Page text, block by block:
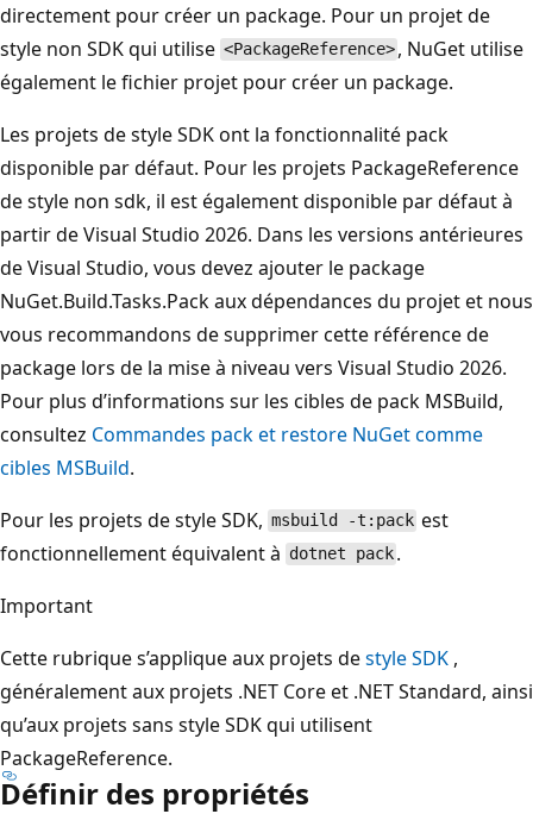
directement pour créer un package. Pour un projet de
style non SDK qui utilise <PackageReference> , NuGet utilise
également le fichier projet pour créer un package.
Les projets de style SDK ont la fonctionnalité pack
disponible par défaut. Pour les projets PackageReference
de style non sdk, il est également disponible par défaut à
partir de Visual Studio 2026. Dans les versions antérieures
de Visual Studio, vous devez ajouter le package
NuGet.Build.Tasks.Pack aux dépendances du projet et nous
vous recommandons de supprimer cette référence de
package lors de la mise à niveau vers Visual Studio 2026.
Pour plus d’informations sur les cibles de pack MSBuild,
consultez Commandes pack et restore NuGet comme
cibles MSBuild.
Pour les projets de style SDK, msbuild -t:pack est
fonctionnellement équivalent à dotnet pack .
Important
Cette rubrique s’applique aux projets destyle SDK ,
généralement aux projets .NET Core et .NET Standard, ainsi
qu’aux projets sans style SDK qui utilisent
PackageReference.
Définir des propriétés